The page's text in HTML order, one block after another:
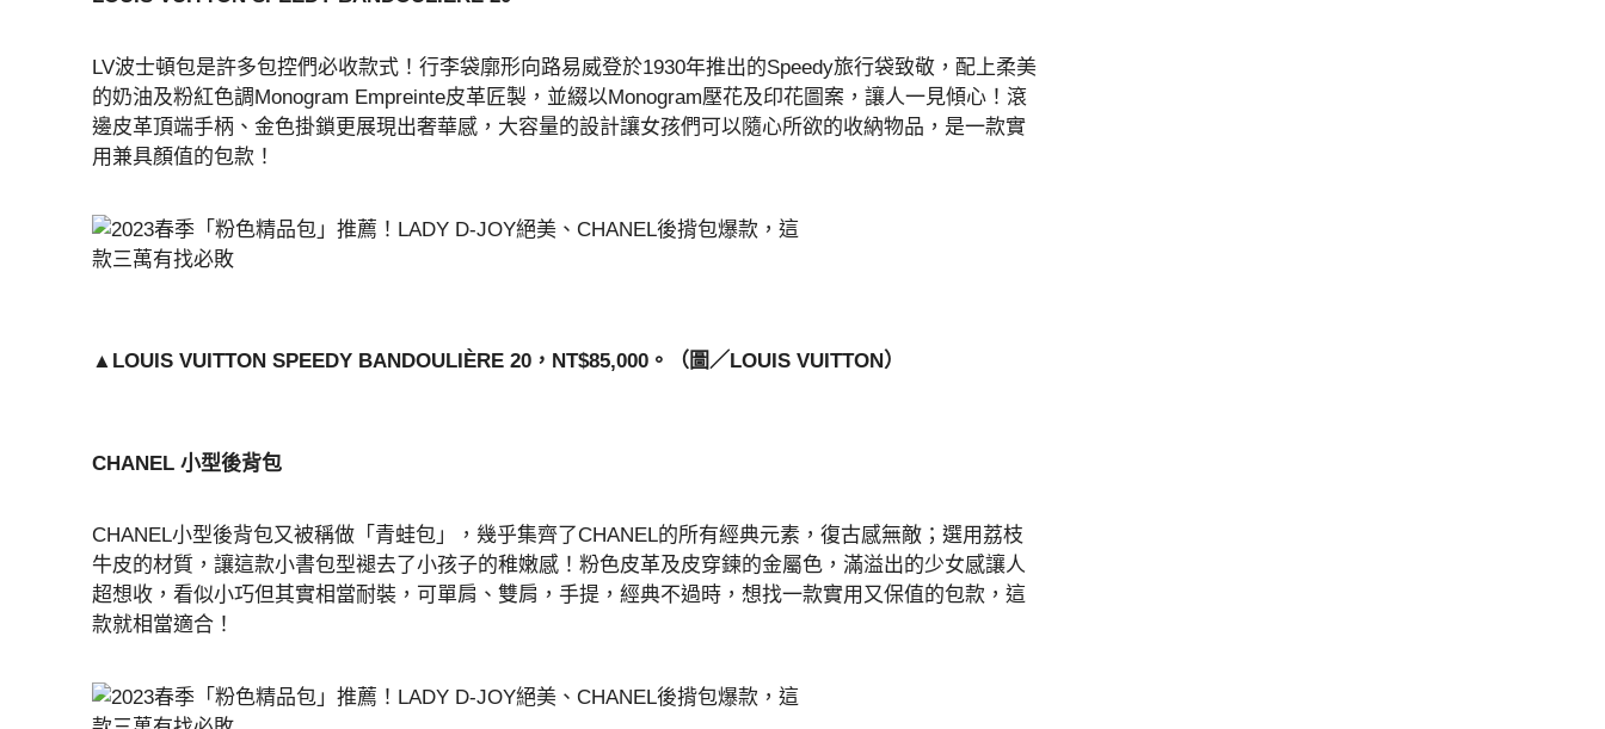
LV波士頓包是許多包控們必收款式！行李袋廓形向路易威登於1930年推出的Speedy旅行袋致敬，配上柔美
的奶油及粉紅色調Monogram Empreinte皮革匠製，並綴以Monogram壓花及印花圖案，讓人一見傾心！滾
邊皮革頂端手柄、金色掛鎖更展現出奢華感，大容量的設計讓女孩們可以隨心所欲的收納物品，是一款實
用兼具顏值的包款！
▲LOUIS VUITTON SPEEDY BANDOULIÈRE 20，NT$85,000。（圖／LOUIS VUITTON）
CHANEL 小型後背包
CHANEL小型後背包又被稱做「青蛙包」，幾乎集齊了CHANEL的所有經典元素，復古感無敵；選用荔枝
牛皮的材質，讓這款小書包型褪去了小孩子的稚嫩感！粉色皮革及皮穿鍊的金屬色，滿溢出的少女感讓人
超想收，看似小巧但其實相當耐裝，可單肩、雙肩，手提，經典不過時，想找一款實用又保值的包款，這
款就相當適合！